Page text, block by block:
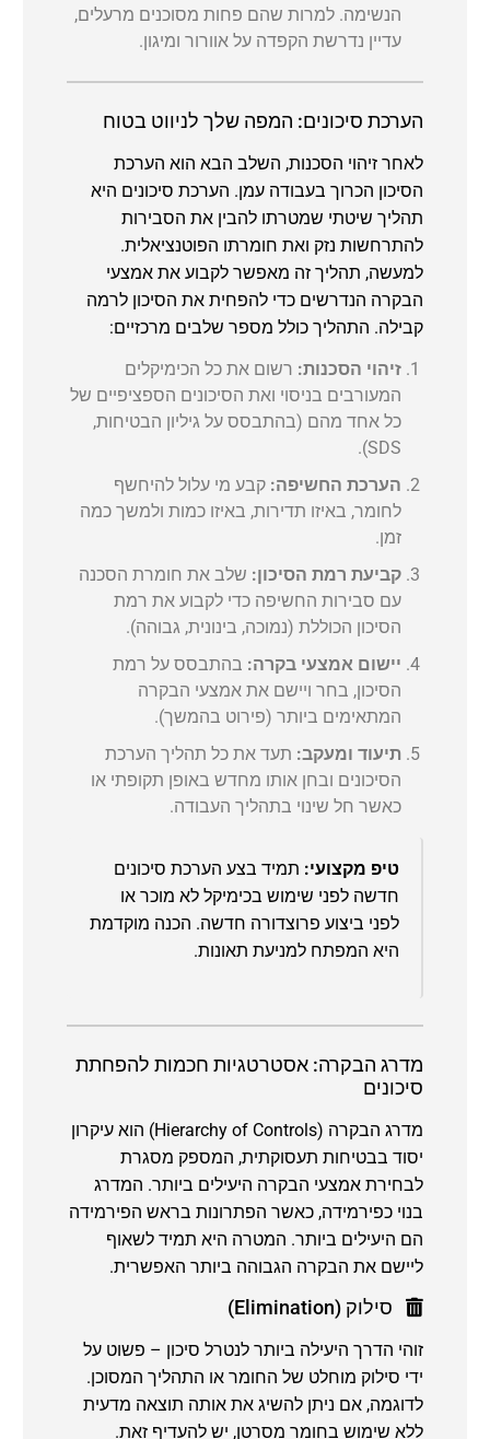
הנשימה. למרות שהם פחות מסוכנים מרעלים,
עדיין נדרשת הקפדה על אוורור ומיגון.
הערכת סיכונים: המפה שלך לניווט בטוח
לאחר זיהוי הסכנות, השלב הבא הוא הערכת
הסיכון הכרוך בעבודה עמן. הערכת סיכונים היא
תהליך שיטתי שמטרתו להבין את הסבירות
להתרחשות נזק ואת חומרתו הפוטנציאלית.
למעשה, תהליך זה מאפשר לקבוע את אמצעי
הבקרה הנדרשים כדי להפחית את הסיכון לרמה
קבילה. התהליך כולל מספר שלבים מרכזיים:
זיהוי הסכנות: רשום את כל הכימיקלים
המעורבים בניסוי ואת הסיכונים הספציפיים של
כל אחד מהם (בהתבסס על גיליון הבטיחות,
SDS).
הערכת החשיפה: קבע מי עלול להיחשף
לחומר, באיזו תדירות, באיזו כמות ולמשך כמה
זמן.
קביעת רמת הסיכון: שלב את חומרת הסכנה
עם סבירות החשיפה כדי לקבוע את רמת
הסיכון הכוללת (נמוכה, בינונית, גבוהה).
יישום אמצעי בקרה: בהתבסס על רמת
הסיכון, בחר ויישם את אמצעי הבקרה
המתאימים ביותר (פירוט בהמשך).
תיעוד ומעקב: תעד את כל תהליך הערכת
הסיכונים ובחן אותו מחדש באופן תקופתי או
כאשר חל שינוי בתהליך העבודה.
טיפ מקצועי: תמיד בצע הערכת סיכונים
חדשה לפני שימוש בכימיקל לא מוכר או
לפני ביצוע פרוצדורה חדשה. הכנה מוקדמת
היא המפתח למניעת תאונות.
מדרג הבקרה: אסטרטגיות חכמות להפחתת
סיכונים
מדרג הבקרה (Hierarchy of Controls) הוא עיקרון
יסוד בבטיחות תעסוקתית, המספק מסגרת
לבחירת אמצעי הבקרה היעילים ביותר. המדרג
בנוי כפירמידה, כאשר הפתרונות בראש הפירמידה
הם היעילים ביותר. המטרה היא תמיד לשאוף
ליישם את הבקרה הגבוהה ביותר האפשרית.
סילוק (Elimination)
זוהי הדרך היעילה ביותר לנטרל סיכון – פשוט על
ידי סילוק מוחלט של החומר או התהליך המסוכן.
לדוגמה, אם ניתן להשיג את אותה תוצאה מדעית
ללא שימוש בחומר מסרטן, יש להעדיף זאת.